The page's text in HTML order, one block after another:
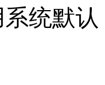
统默认